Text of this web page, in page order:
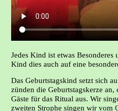
Jedes Kind ist etwas Besonderes
Kind dies auch auf eine
Das Geburtstagskind setzt sich
zünden die Geburtstagskerze
Gäste für das Ritual aus. Wir
zweiten Strophe singen wir vom